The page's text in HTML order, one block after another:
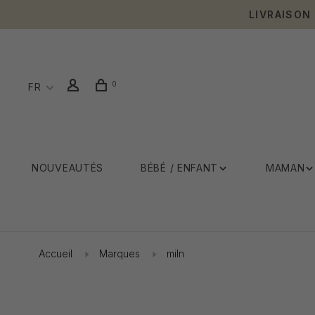
LIVRAISON
FR 0
NOUVEAUTÉS BÉBÉ / ENFANT MAMAN
Accueil Marques miln